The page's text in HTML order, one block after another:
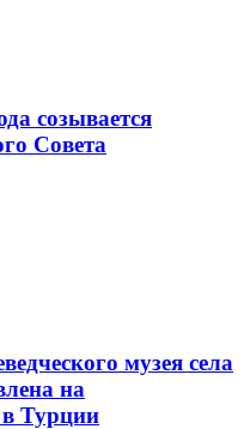
созывается
Совета
музея села
на
Турции